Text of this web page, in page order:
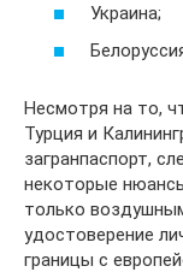
Украина;
Несмотря на то,
Турция и
загранпаспорт,
некоторые
только
удостоверение
границы с